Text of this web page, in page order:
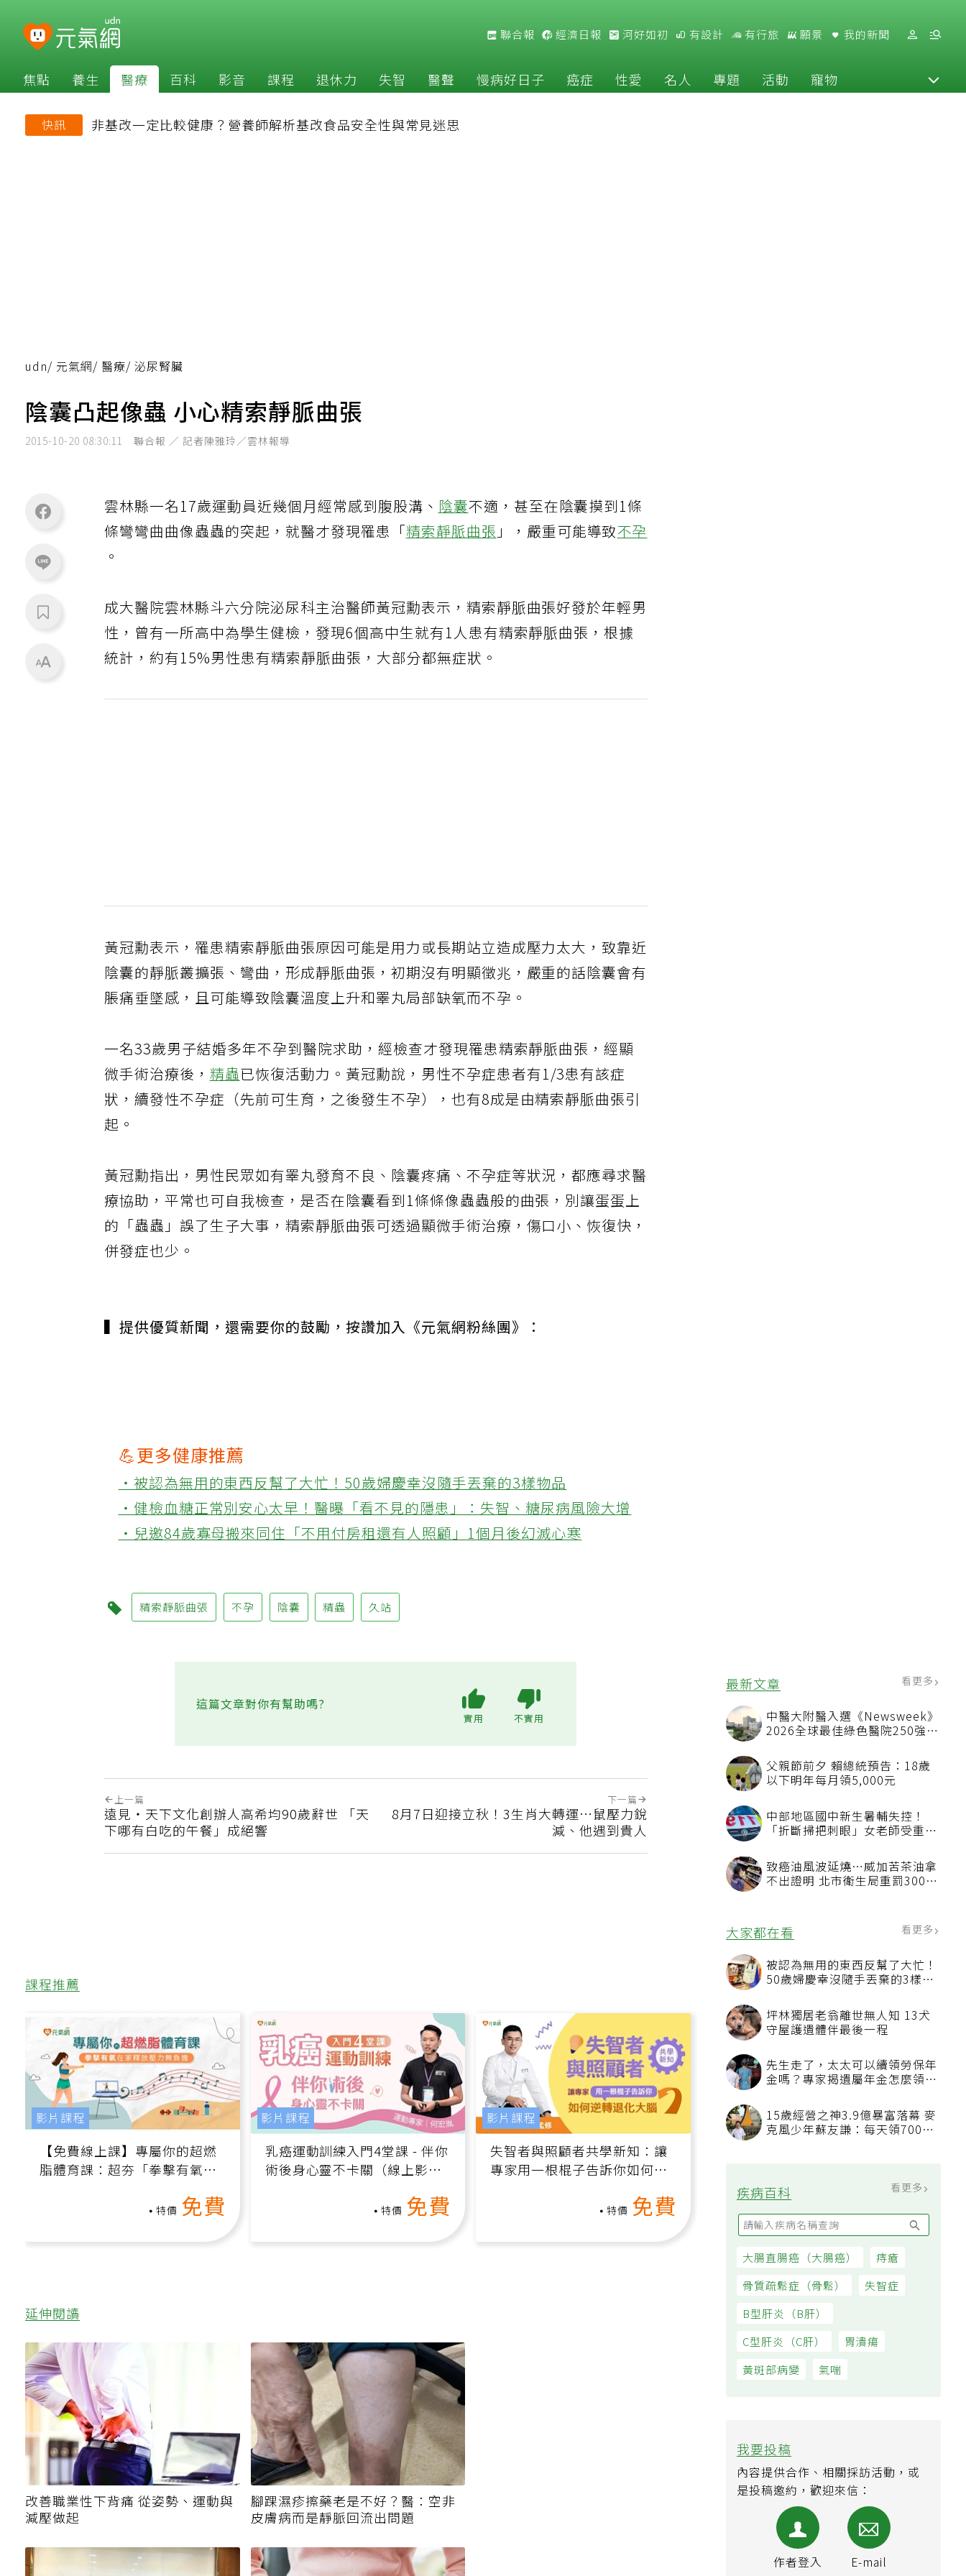
聯合報 經濟日報 河好如初 有設計 有行旅 願景 我的新聞
焦點 養生 醫療 百科 影音 課程 退休力 失智 醫聲 慢病好日子 癌症 性愛 名人 專題 活動 寵物
快訊 非基改一定比較健康？營養師解析基改食品安全性與常見迷思
最新文章 看更多
中醫大附醫入選《Newsweek》
2026全球最佳綠色醫院250強
選 四葉績效指標居台灣最佳
父親節前夕 賴總統預告：18歲
以下明年每月領5,000元
中部地區國中新生暑輔失控！
「折斷掃把刺眼」女老師受重傷
致癌油風波延燒…威加苦茶油拿
不出證明 北市衛生局重罰300萬
大家都在看 看更多
被認為無用的東西反幫了大忙！
50歲婦慶幸沒隨手丟棄的3樣物
坪林獨居老翁離世無人知 13犬
守屋護遺體伴最後一程
先生走了，太太可以續領勞保年
金嗎？專家揭遺屬年金怎麼領，
15歲經營之神3.9億暴富落幕 麥
克風少年蘇友謙：每天領700元
疾病百科
我要投稿
內容提供合作、相關採訪活動，或
是投稿邀約，歡迎來信：
udn/ 元氣網/ 醫療/ 泌尿腎臟
陰囊凸起像蟲 小心精索靜脈曲張
2015-10-20 08:30:11 聯合報 ／ 記者陳雅玲／雲林報導
雲林縣一名17歲運動員近幾個月經常感到腹股溝、陰囊不適，甚至在陰囊摸到1條
條彎彎曲曲像蟲蟲的突起，就醫才發現罹患「精索靜脈曲張」，嚴重可能導致不孕
。
成大醫院雲林縣斗六分院泌尿科主治醫師黃冠勳表示，精索靜脈曲張好發於年輕男
性，曾有一所高中為學生健檢，發現6個高中生就有1人患有精索靜脈曲張，根據
統計，約有15%男性患有精索靜脈曲張，大部分都無症狀。
黃冠勳表示，罹患精索靜脈曲張原因可能是用力或長期站立造成壓力太大，致靠近
陰囊的靜脈叢擴張、彎曲，形成靜脈曲張，初期沒有明顯徵兆，嚴重的話陰囊會有
脹痛垂墜感，且可能導致陰囊溫度上升和睪丸局部缺氧而不孕。
一名33歲男子結婚多年不孕到醫院求助，經檢查才發現罹患精索靜脈曲張，經顯
微手術治療後，精蟲已恢復活動力。黃冠勳說，男性不孕症患者有1/3患有該症
狀，續發性不孕症（先前可生育，之後發生不孕），也有8成是由精索靜脈曲張引
起。
黃冠勳指出，男性民眾如有睪丸發育不良、陰囊疼痛、不孕症等狀況，都應尋求醫
療協助，平常也可自我檢查，是否在陰囊看到1條條像蟲蟲般的曲張，別讓蛋蛋上
的「蟲蟲」誤了生子大事，精索靜脈曲張可透過顯微手術治療，傷口小、恢復快，
併發症也少。
▍提供優質新聞，還需要你的鼓勵，按讚加入《元氣網粉絲團》：
💪更多健康推薦
‧被認為無用的東西反幫了大忙！50歲婦慶幸沒隨手丟棄的3樣物品
‧健檢血糖正常別安心太早！醫曝「看不見的隱患」：失智、糖尿病風險大增
‧兒邀84歲寡母搬來同住「不用付房租還有人照顧」1個月後幻滅心寒
精索靜脈曲張 不孕 陰囊 精蟲 久站
這篇文章對你有幫助嗎?
實用 不實用
上一篇
遠見‧天下文化創辦人高希均90歲辭世 「天
下哪有白吃的午餐」成絕響
下一篇
8月7日迎接立秋！3生肖大轉運…鼠壓力銳
減、他遇到貴人
課程推薦
【免費線上課】專屬你的超燃
脂體育課：超夯「拳擊有氧」
高壓族在家釋放壓力無負擔
免費
影片課程
乳癌運動訓練入門4堂課 - 伴你
術後身心靈不卡關（線上影音
免費
影片課程
失智者與照顧者共學新知：讓
專家用一根棍子告訴你如何逆
轉退化大腦（線上影音課）
免費
影片課程
延伸閱讀
改善職業性下背痛 從姿勢、運動與
減壓做起
腳踝濕疹擦藥老是不好？醫：空非
皮膚病而是靜脈回流出問題